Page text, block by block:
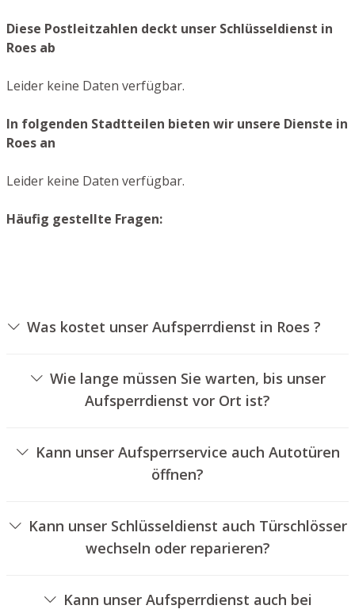
Diese Postleitzahlen deckt unser Schlüsseldienst in
Roes ab
Leider keine Daten verfügbar.
In folgenden Stadtteilen bieten wir unsere Dienste in
Roes an
Leider keine Daten verfügbar.
Häufig gestellte Fragen:
Was kostet unser Aufsperrdienst in Roes ?
verschiedenen Optionen ab, wie zum Beispiel der Art des
Schlosses, der Dauer der Arbeiten und eventuellen
Anfahrtskosten. Wir bieten unseren Auftraggebern
Wie lange müssen Sie warten, bis unser
Aufsperrdienst vor Ort ist?
von 30 Minuten vor Ort. Die reelle Wartezeit hängt von
dem Ortsunterschied des Einsatzortes zu unserem
Unternehmen und den aktuellen Verkehrsbedingungen
Kann unser Aufsperrservice auch Autotüren
öffnen?
Kann unser Schlüsseldienst auch Türschlösser
wechseln oder reparieren?
Türschlössern an.Kann unser Aufsperrdienst auch bei